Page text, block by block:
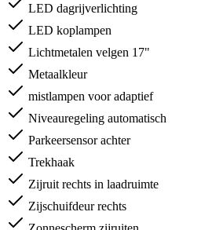
LED dagrijverlichting
LED koplampen
Lichtmetalen velgen 17"
Metaalkleur
mistlampen voor adaptief
Niveauregeling automatisch
Parkeersensor achter
Trekhaak
Zijruit rechts in laadruimte
Zijschuifdeur rechts